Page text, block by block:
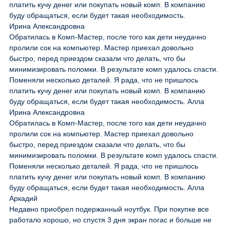
платить кучу денег или покупать новый комп. В компанию
буду обращаться, если будет такая необходимость.
Ирина Александровна
Обратилась в Комп-Мастер, после того как дети неудачно
пролили сок на компьютер. Мастер приехал довольно
быстро, перед приездом сказали что делать, что бы
минимизировать поломки. В результате комп удалось спасти.
Поменяли несколько деталей. Я рада, что не пришлось
платить кучу денег или покупать новый комп. В компанию
буду обращаться, если будет такая необходимость. Алла
Ирина Александровна
Обратилась в Комп-Мастер, после того как дети неудачно
пролили сок на компьютер. Мастер приехал довольно
быстро, перед приездом сказали что делать, что бы
минимизировать поломки. В результате комп удалось спасти.
Поменяли несколько деталей. Я рада, что не пришлось
платить кучу денег или покупать новый комп. В компанию
буду обращаться, если будет такая необходимость. Алла
Аркадий
Недавно приобрел подержанный ноутбук. При покупке все
работало хорошо, но спустя 3 дня экран погас и больше не